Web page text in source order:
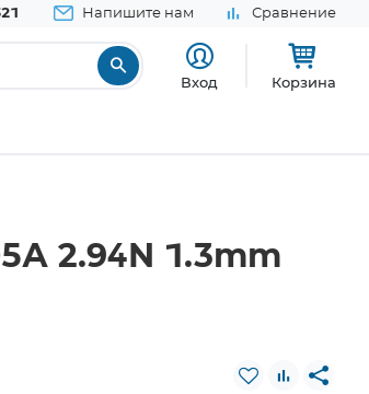
Напишите нам Сравнение
Вход Корзина
2.94N 1.3mm